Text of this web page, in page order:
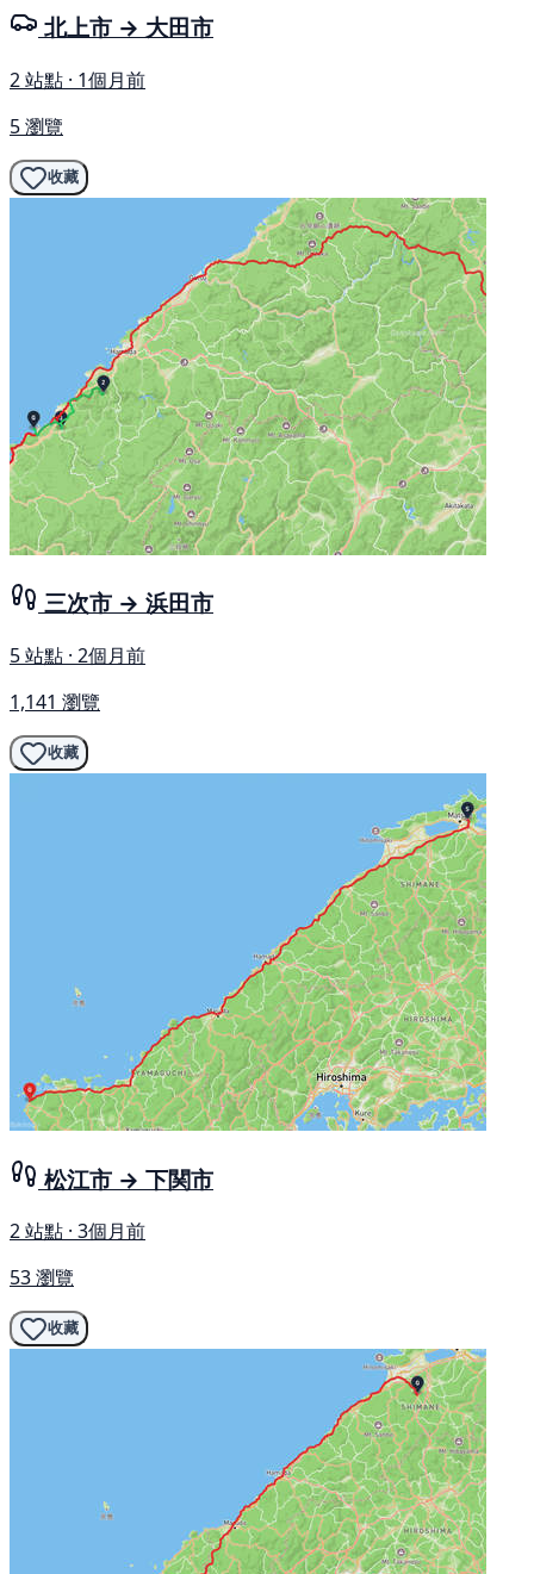
北上市 → 大田市
2 站點 · 1個月前
5 瀏覽
收藏
三次市 → 浜田市
5 站點 · 2個月前
1,141 瀏覽
收藏
松江市 → 下関市
2 站點 · 3個月前
53 瀏覽
收藏